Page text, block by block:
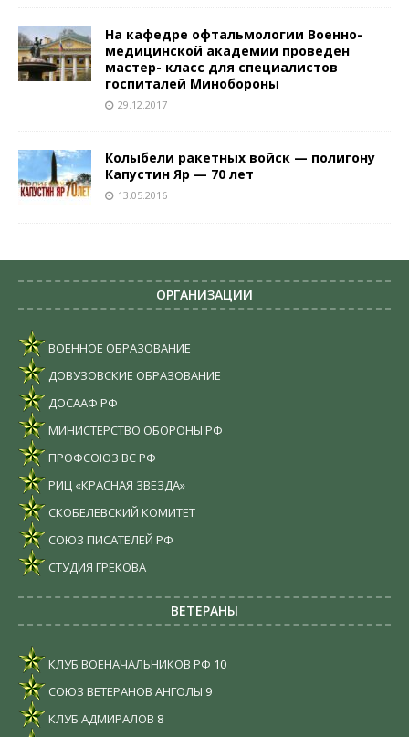
На кафедре офтальмологии Военно-
медицинской академии проведен
мастер- класс для специалистов
госпиталей Минобороны
29.12.2017
Колыбели ракетных войск — полигону
Капустин Яр — 70 лет
13.05.2016
ОРГАНИЗАЦИИ
ВОЕННОЕ ОБРАЗОВАНИЕ
ДОВУЗОВСКИЕ ОБРАЗОВАНИЕ
ДОСААФ РФ
МИНИСТЕРСТВО ОБОРОНЫ РФ
ПРОФСОЮЗ ВС РФ
РИЦ «КРАСНАЯ ЗВЕЗДА»
СКОБЕЛЕВСКИЙ КОМИТЕТ
СОЮЗ ПИСАТЕЛЕЙ РФ
СТУДИЯ ГРЕКОВА
ВЕТЕРАНЫ
КЛУБ ВОЕНАЧАЛЬНИКОВ РФ 10
СОЮЗ ВЕТЕРАНОВ АНГОЛЫ 9
КЛУБ АДМИРАЛОВ 8